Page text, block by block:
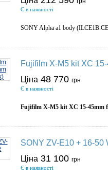
Є в наявності
SONY Alpha a1 body
Fujifilm X-M5 kit XC
Ціна 48 770 грн
Є в наявності
Fujifilm X-M5 kit XC 15-45mm
SONY ZV-E10 + 16-50
Ціна 31 100 грн
Є в наявності